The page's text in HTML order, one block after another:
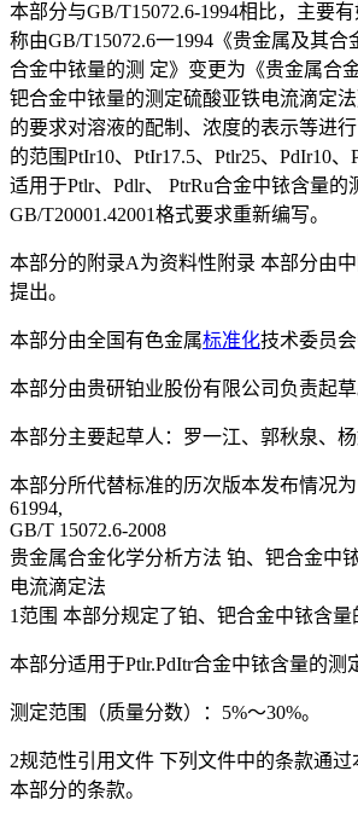
本部分与GB/T15072.6-1994相比，主要
称由GB/T15072.6一1994《贵金属及其合
合金中铱量的测 定》变更为《贵金属合
钯合金中铱量的测定硫酸亚铁电流滴定
的要求对溶液的配制、浓度的表示等进
的范围PtIr10、PtIr17.5、Ptlr25、PdIr10
适用于Ptlr、Pdlr、 PtrRu合金中铱含量的
GB/T20001.42001格式要求重新编写。
本部分的附录A为资料性附录 本部分由
提出。
本部分由全国有色金属标准化技术委员会
本部分由贵研铂业股份有限公司负责起草
本部分主要起草人：罗一江、郭秋泉、杨
本部分所代替标准的历次版本发布情况为
61994,
GB/T 15072.6-2008
贵金属合金化学分析方法 铂、钯合金中
电流滴定法
1范围 本部分规定了铂、钯合金中铱含量
本部分适用于Ptlr.PdItr合金中铱含量的测
测定范围（质量分数）：5%～30%。
2规范性引用文件 下列文件中的条款通
本部分的条款。